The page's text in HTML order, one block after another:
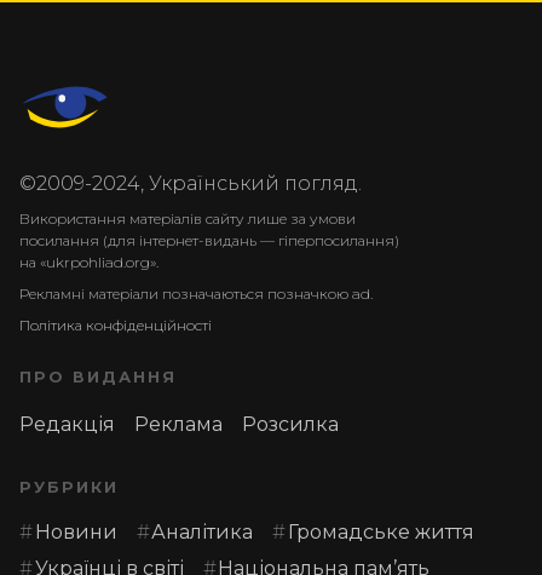
©2009-2024, Український погляд.
Використання матеріалів сайту лише за умови
посилання (для інтернет-видань — гіперпосилання)
на «ukrpohliad.org».
Рекламні матеріали позначаються позначкою ad.
Політика конфіденційності
ПРО ВИДАННЯ
Редакція Реклама Розсилка
РУБРИКИ
Новини Аналітика
Громадське життя
Українці в світі
Національна пам’ять